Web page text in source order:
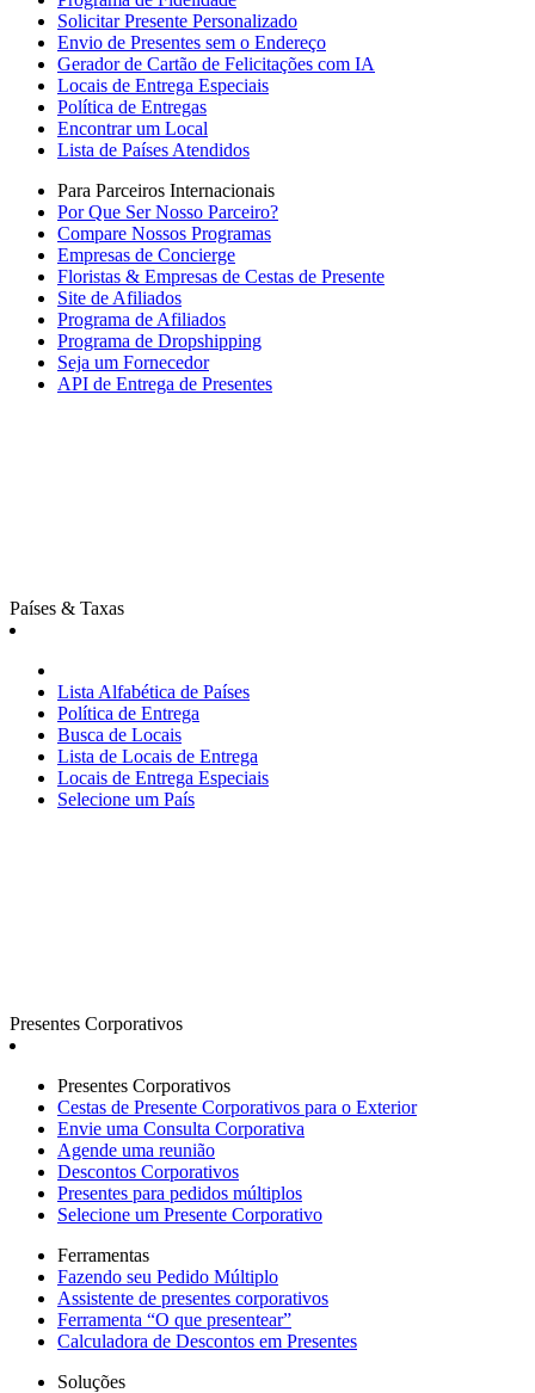
Solicitar Presente Personalizado
Envio de Presentes sem o Endereço
Gerador de Cartão de Felicitações com IA
Locais de Entrega Especiais
Política de Entregas
Encontrar um Local
Lista de Países Atendidos
Para Parceiros Internacionais
Por Que Ser Nosso Parceiro?
Compare Nossos Programas
Empresas de Concierge
Floristas & Empresas de Cestas de Presente
Site de Afiliados
Programa de Afiliados
Programa de Dropshipping
Seja um Fornecedor
API de Entrega de Presentes
Países & Taxas
Lista Alfabética de Países
Política de Entrega
Busca de Locais
Lista de Locais de Entrega
Locais de Entrega Especiais
Selecione um País
Presentes Corporativos
Presentes Corporativos
Cestas de Presente Corporativos para o Exterior
Envie uma Consulta Corporativa
Agende uma reunião
Descontos Corporativos
Presentes para pedidos múltiplos
Selecione um Presente Corporativo
Ferramentas
Fazendo seu Pedido Múltiplo
Assistente de presentes corporativos
Ferramenta “O que presentear”
Calculadora de Descontos em Presentes
Soluções